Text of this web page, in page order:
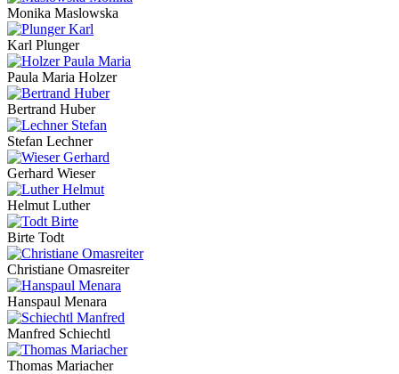
Monika Maslowska
Karl Plunger
Paula Maria Holzer
Bertrand Huber
Stefan Lechner
Gerhard Wieser
Helmut Luther
Birte Todt
Christiane Omasreiter
Hanspaul Menara
Manfred Schiechtl
Thomas Mariacher